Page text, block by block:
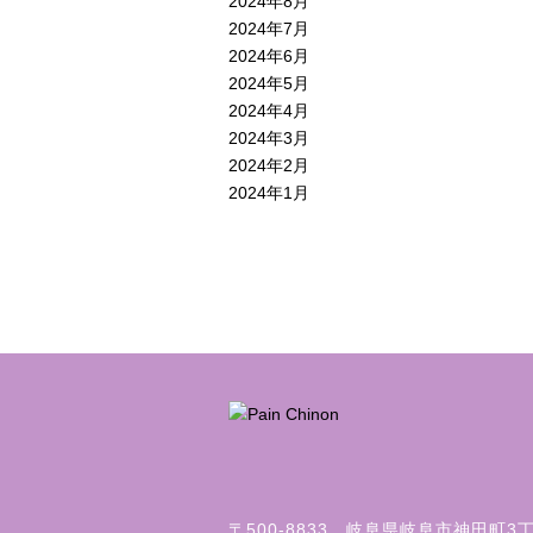
2024年7月
2024年6月
2024年5月
2024年4月
2024年3月
2024年2月
2024年1月